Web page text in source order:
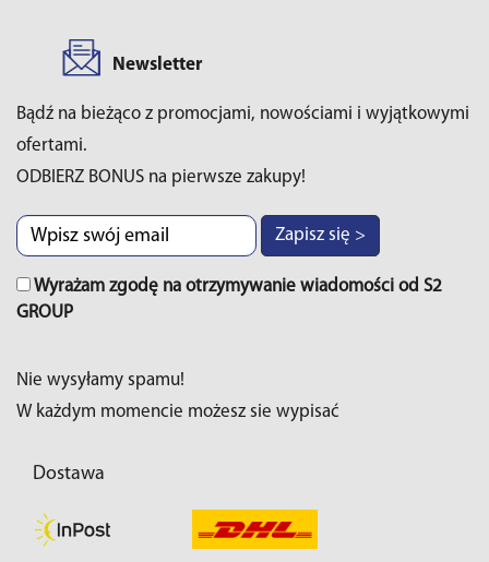
Newsletter
Bądź na bieżąco z promocjami, nowościami i wyjątkowymi
ofertami.
ODBIERZ BONUS na pierwsze zakupy!
Zapisz się >
Wyrażam zgodę na otrzymywanie wiadomości od S2
GROUP
Nie wysyłamy spamu!
W każdym momencie możesz sie wypisać
Dostawa